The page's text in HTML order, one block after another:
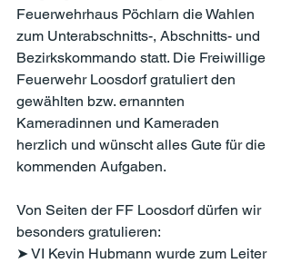
Feuerwehrhaus Pöchlarn die Wahlen
zum Unterabschnitts-, Abschnitts- und
Bezirkskommando statt. Die Freiwillige
Feuerwehr Loosdorf gratuliert den
gewählten bzw. ernannten
Kameradinnen und Kameraden
herzlich und wünscht alles Gute für die
kommenden Aufgaben.
Von Seiten der FF Loosdorf dürfen wir
besonders gratulieren:
➤ VI Kevin Hubmann wurde zum Leiter